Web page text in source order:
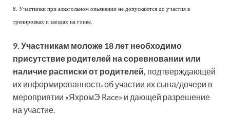
8. Участники при алкогольном опьянении не допускаются до участия в
тренировках и заездах на гонке.
9. Участникам моложе 18 лет необходимо
присутствие родителей на соревновании или
наличие расписки от родителей, подтверждающей
их информированность об участии их сына/дочери в
мероприятии «ЯхромЭ Race» и дающей разрешение
на участие.